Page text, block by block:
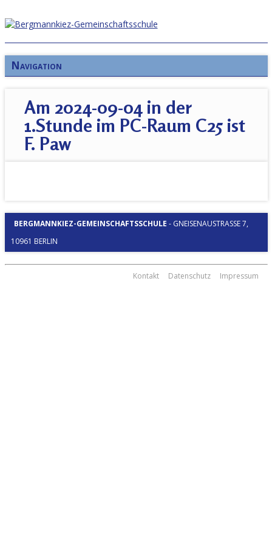
Navigation
Am 2024-09-04 in der
1.Stunde im PC-Raum C25 ist
F. Paw
BERGMANNKIEZ-GEMEINSCHAFTSSCHULE - GNEISENAUSTRASSE 7, 1
0961 BERLIN
Kontakt Datenschutz Impressum